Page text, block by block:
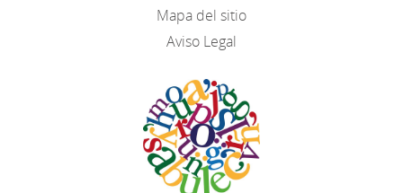
Mapa del sitio
Aviso Legal